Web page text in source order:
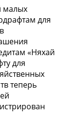
малых
для
«Няхай
для
теперь